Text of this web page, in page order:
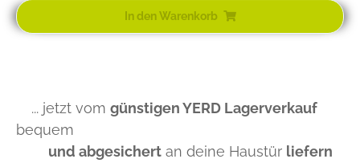
In den Warenkorb
... jetzt vom günstigen YERD Lagerverkauf
bequem
und abgesichert an deine Haustür liefern